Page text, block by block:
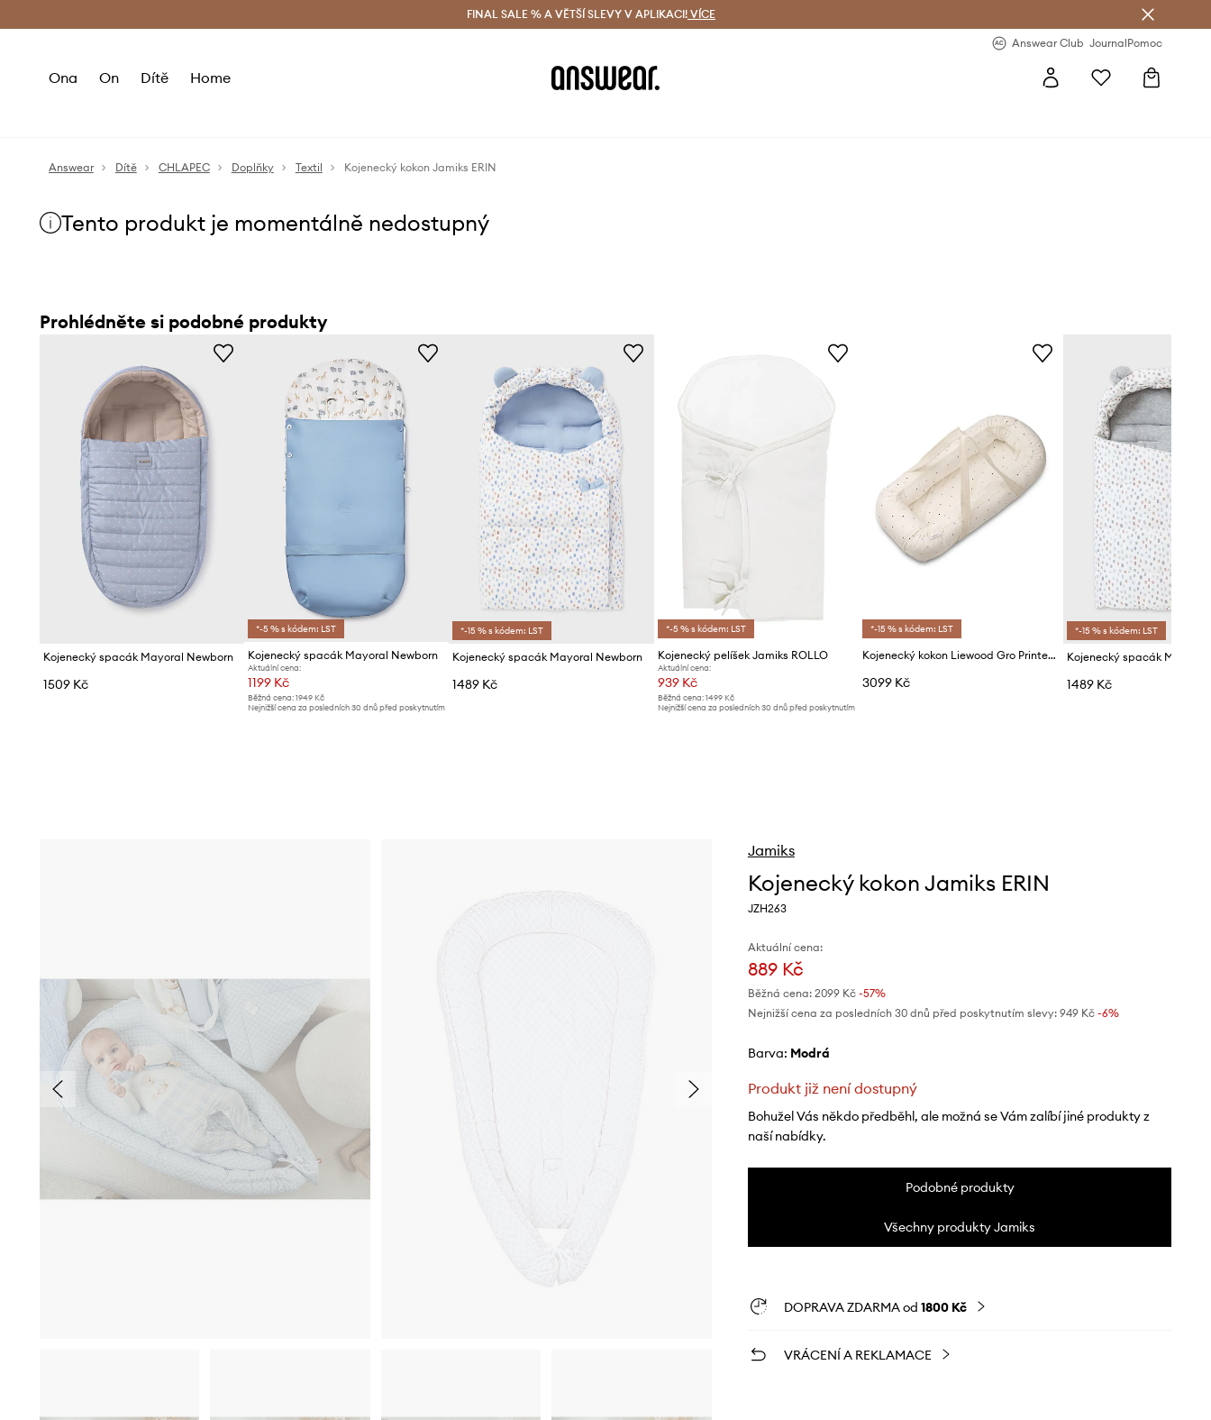
Doručení a vrácení zdarma (od 1800 Kč) Doručení i do 24 h
FINAL SALE % A VĚTŠÍ SLEVY V APLIKACI! VÍCE
Answear Club JournalPomoc
Ona On Dítě Home
Answear Dítě CHLAPEC Doplňky Textil Kojenecký kokon Jamiks ERIN
Tento produkt je momentálně nedostupný
Prohlédněte si podobné produkty
Kojenecký spacák Mayoral Newborn
1509 Kč
*-5 % s kódem: LST
Kojenecký spacák Mayoral Newborn
Aktuální cena:
1199 Kč
Běžná cena:1949 Kč
Nejnižší cena za posledních 30 dnů před poskytnutím
*-15 % s kódem: LST
Kojenecký spacák Mayoral Newborn
1489 Kč
*-5 % s kódem: LST
Kojenecký pelíšek Jamiks ROLLO
Aktuální cena:
939 Kč
Běžná cena: 1499 Kč
Nejnižší cena za posledních 30 dnů před poskytnutím
*-15 % s kódem: LST
Kojenecký kokon Liewood Gro Printed Babylift
3099 Kč
*-15 % s kódem: LST
Kojenecký spacák Mayoral
1489 Kč
Jamiks
Kojenecký kokon Jamiks ERIN
JZH263
Aktuální cena:
889 Kč
Běžná cena: 2099 Kč-57%
Nejnižší cena za posledních 30 dnů před poskytnutím slevy: 949 Kč -6%
Barva: modrá
Produkt již není dostupný
Bohužel Vás někdo předběhl, ale možná se Vám zalíbí jiné produkty z
naší nabídky.
Podobné produkty
Všechny produkty Jamiks
DOPRAVA ZDARMA od 1800 Kč
VRÁCENÍ A REKLAMACE